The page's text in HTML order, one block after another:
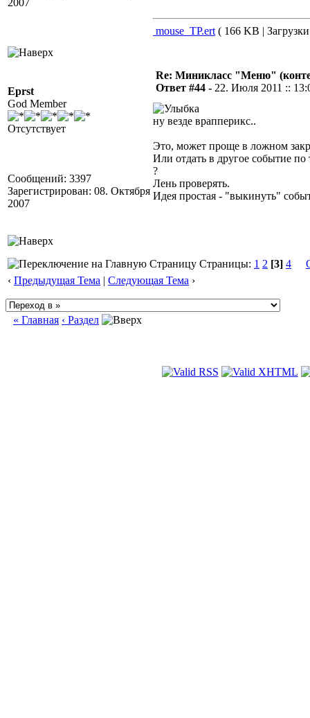
2007
mouse_TP.ert ( 166 KB |
Eprst
God Member
Отсутствует
Сообщений: 3397
Зарегистрирован: 08. Октября
2007
Re: Миникласс "Меню"
Ответ #44 - 22. Июля 2011 ::
ну везде врапперикс..
Это, может проще в ложном
Или отдать в другое событие
?
Лень проверять.
Идея простая - "выкинуть"
Страницы: 1 2 [3] 4
‹ Предыдущая Тема | Следующая Тема ›
« Главная ‹ Раздел